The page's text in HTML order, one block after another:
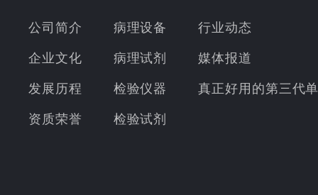
公司简介
企业文化
发展历程
资质荣誉
病理设备
病理试剂
检验仪器
检验试剂
行业动态
媒体报道
真正好用的第三代